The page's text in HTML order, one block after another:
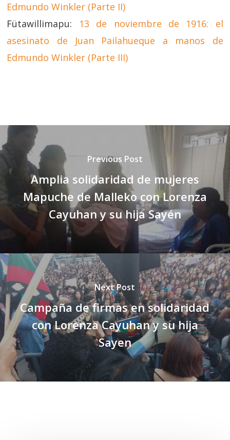
Edmundo Winkler (Parte II)
Fütawillimapu: 13 de noviembre de 1916: el
asesinato de Juan Pailahueque a manos de
Edmundo Winkler (Parte III)
Previous Post
Amplia solidaridad de mujeres
Mapuche de Malleko con Lorenza
Cayuhan y su hija Sayén
Next Post
Campaña de firmas en solidaridad
con Lorenza Cayuhan y su hija
Sayen